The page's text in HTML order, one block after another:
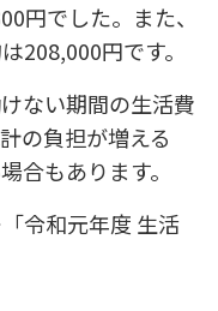
円でした。また、
208,000円です。
ない期間の生活費
の負担が増える
合もあります。
令和元年度 生活